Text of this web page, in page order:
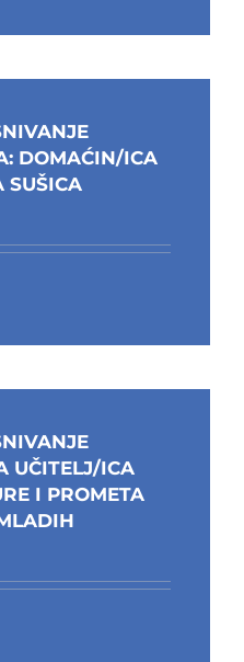
DOMAĆIN/ICA
SUŠICA
UČITELJ/ICA
I PROMETA